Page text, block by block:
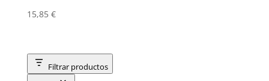
15,85 €
Filtrar productos